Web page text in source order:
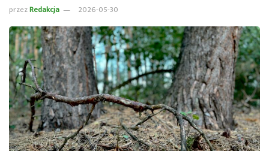
przezRedakcja 2026-05-30